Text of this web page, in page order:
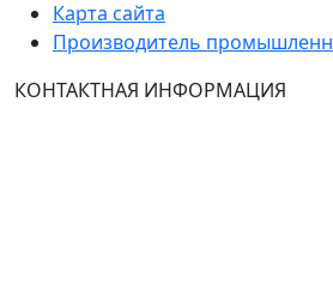
Карта сайта
Производитель
КОНТАКТНАЯ ИНФОРМАЦИЯ